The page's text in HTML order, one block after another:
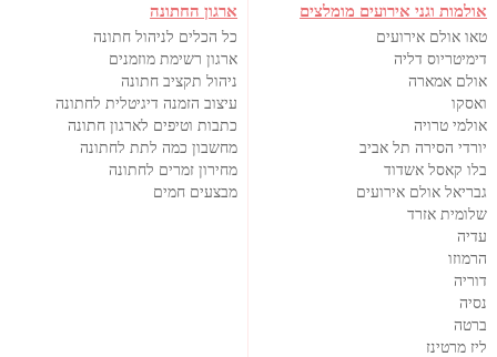
אולמות וגני אירועים מומלצים
טאו אולם אירועים
דימיטריוס דליה
אולם אמארה
ואסקו
אולמי טרויה
יורדי הסירה תל אביב
בלו קאסל אשדוד
גבריאל אולם אירועים
שלומית אזרד
עדיה
הרמוזו
דוריה
נסיה
ברטה
ליז מרטינז
ארגון החתונה
כל הכלים לניהול חתונה
ארגון רשימת מוזמנים
ניהול תקציב חתונה
עיצוב הזמנה דיגיטלית לחתונה
כתבות וטיפים לארגון חתונה
מחשבון כמה לתת לחתונה
מחירון זמרים לחתונה
מבצעים חמים